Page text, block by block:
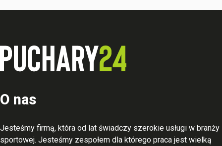
O nas
Jesteśmy firmą, która od lat świadczy szerokie usługi w branży
sportowej. Jesteśmy zespołem dla którego praca jest wielką